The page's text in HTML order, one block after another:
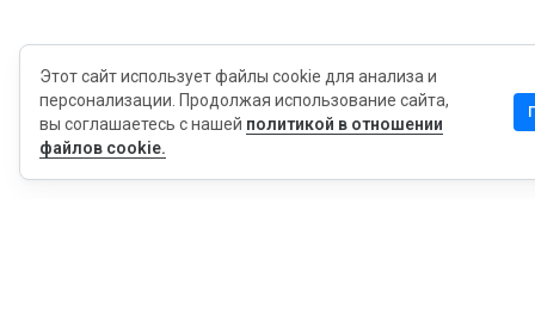
Этот сайт использует файлы cookie для анализа и
персонализации. Продолжая использование сайта,
вы соглашаетесь с нашей политикой в отношении
файлов cookie.